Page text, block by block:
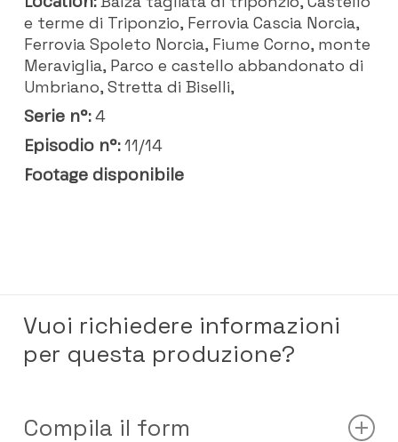
e terme di Triponzio, Ferrovia Cascia Norcia,
Ferrovia Spoleto Norcia, Fiume Corno, monte
Meraviglia, Parco e castello abbandonato di
Umbriano, Stretta di Biselli,
Serie n°:4
Episodio n°:11/14
Footage disponibile
Vuoi richiedere informazioni
per questa produzione?
Compila il form